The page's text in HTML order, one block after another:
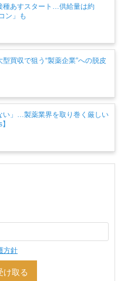
種あすスタート…供給量は約
ン」も
買収で狙う“製薬企業”への脱皮
い」…製薬業界を取り巻く厳しい
方針